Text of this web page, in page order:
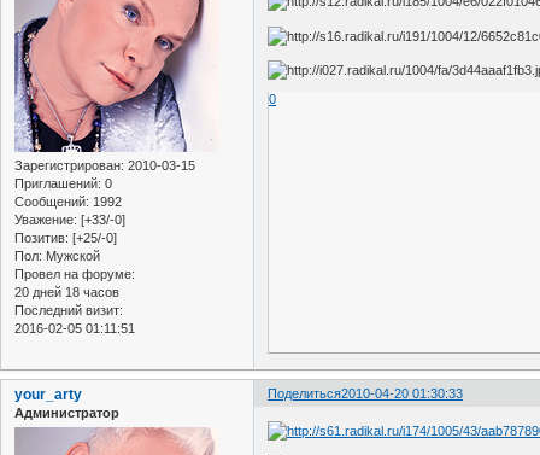
Зарегистрирован: 2010-03-15
Приглашений: 0
Сообщений: 1992
Уважение: [+33/-0]
Позитив: [+25/-0]
Пол: Мужской
Провел на форуме:
20 дней 18 часов
Последний визит:
2016-02-05 01:11:51
0
Поделиться2010-04-20 01:30:33
your_arty
Администратор